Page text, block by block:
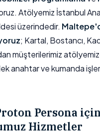
Atölyemiz İstanbul
üzerindedir.
; Kartal, Bostancı,
müşterilerimiz
anahtar ve kumanda
Persona
Hizmetler